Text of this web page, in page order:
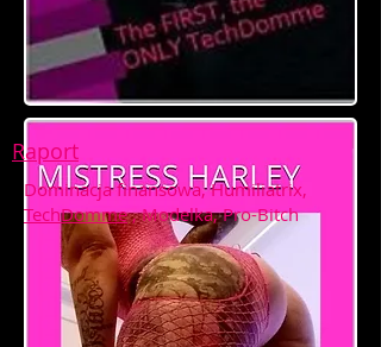
Raport
Dominacja finansowa, Humiliatrix,
TechDomme, Modelka, Pro-Bitch